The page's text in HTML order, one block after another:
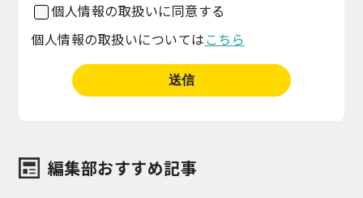
個人情報の取扱いに同意する
個人情報の取扱いについては こちら
編集部おすすめ記事